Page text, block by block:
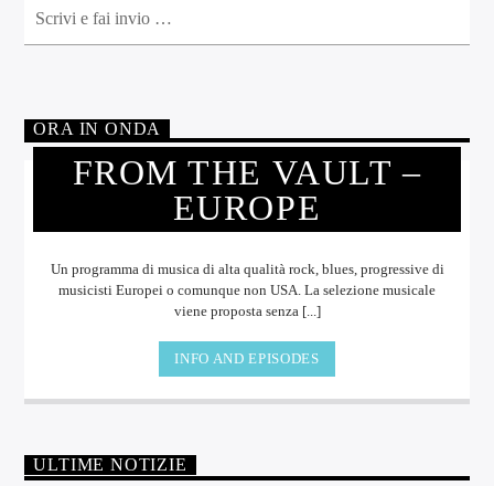
ORA IN ONDA
FROM THE VAULT –
EUROPE
Un programma di musica di alta qualità rock, blues, progressive di
musicisti Europei o comunque non USA. La selezione musicale
viene proposta senza [...]
INFO AND EPISODES
ULTIME NOTIZIE